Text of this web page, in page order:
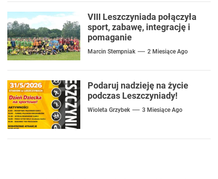
VIII Leszczyniada połączyła
sport, zabawę, integrację i
pomaganie
Marcin Stempniak 2 Miesiące Ago
Podaruj nadzieję na życie
podczas Leszczyniady!
Wioleta Grzybek 3 Miesiące Ago